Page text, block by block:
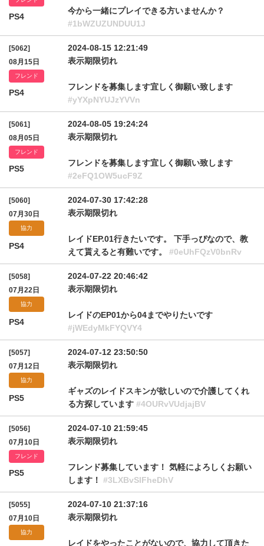
PS4
今から一緒にプレイできる方いませんか？
#1bWZUZUNDUU1J
[5062]
08月15日
フレンド
PS4
2024-08-15 12:21:49
表示期限切れ
フレンドを募集します宜しく御願い致します
#yYXpNYUJzYVVn
[5061]
08月05日
フレンド
PS5
2024-08-05 19:24:24
表示期限切れ
フレンドを募集します宜しく御願い致します
#2eFQ1OW5ucF9Z
[5060]
07月30日
協力
PS4
2024-07-30 17:42:28
表示期限切れ
レイドEP.01行きたいです。 下手っぴなので、教
えて貰えると有難いです。 #0eUhFQzV0bnRv
[5058]
07月22日
協力
PS4
2024-07-22 20:46:42
表示期限切れ
レイドのEP01から04までやりたいです
#jWEdyMkFYQVY4
[5057]
07月12日
協力
PS5
2024-07-12 23:50:50
表示期限切れ
ギャズのレイドスキンが欲しいので介護してくれ
る方探しています #4OURvVUdjajBV
[5056]
07月10日
フレンド
PS5
2024-07-10 21:59:45
表示期限切れ
フレンド募集しています！ 気軽によろしくお願い
します！ #3LXBvSlFheDhV
[5055]
07月10日
協力
2024-07-10 21:37:16
表示期限切れ
レイドをやったことがないので、協力して頂きた